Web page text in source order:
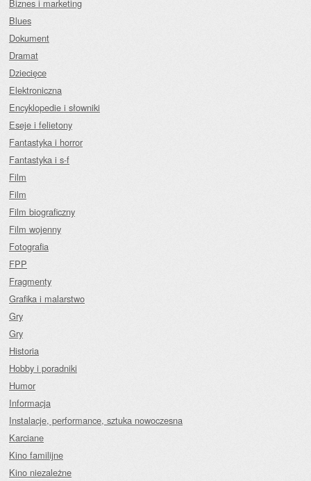
Biznes i marketing
Blues
Dokument
Dramat
Dziecięce
Elektroniczna
Encyklopedie i słowniki
Eseje i felietony
Fantastyka i horror
Fantastyka i s-f
Film
Film
Film biograficzny
Film wojenny
Fotografia
FPP
Fragmenty
Grafika i malarstwo
Gry
Gry
Historia
Hobby i poradniki
Humor
Informacja
Instalacje, performance, sztuka nowoczesna
Karciane
Kino familijne
Kino niezależne